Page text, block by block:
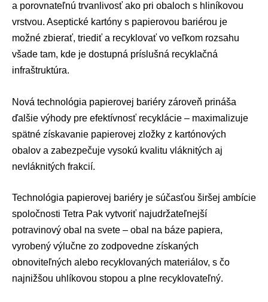
a porovnateľnú trvanlivosť ako pri obaloch s hliníkovou
vrstvou. Aseptické kartóny s papierovou bariérou je
možné zbierať, triediť a recyklovať vo veľkom rozsahu
všade tam, kde je dostupná príslušná recyklačná
infraštruktúra.
Nová technológia papierovej bariéry zároveň prináša
ďalšie výhody pre efektívnosť recyklácie – maximalizuje
spätné získavanie papierovej zložky z kartónových
obalov a zabezpečuje vysokú kvalitu vláknitých aj
nevláknitých frakcií.
Technológia papierovej bariéry je súčasťou širšej ambície
spoločnosti Tetra Pak vytvoriť najudržateľnejší
potravinový obal na svete – obal na báze papiera,
vyrobený výlučne zo zodpovedne získaných
obnoviteľných alebo recyklovaných materiálov, s čo
najnižšou uhlíkovou stopou a plne recyklovateľný.